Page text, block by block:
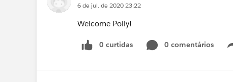
6 de jul. de 2020 23:22
Welcome Polly!
0 curtidas 0 comentários